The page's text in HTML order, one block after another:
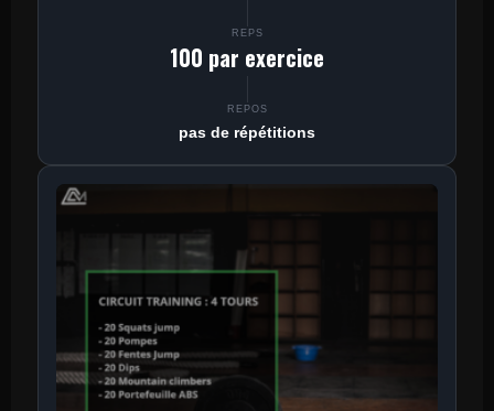
REPS
100 par exercice
REPOS
pas de répétitions